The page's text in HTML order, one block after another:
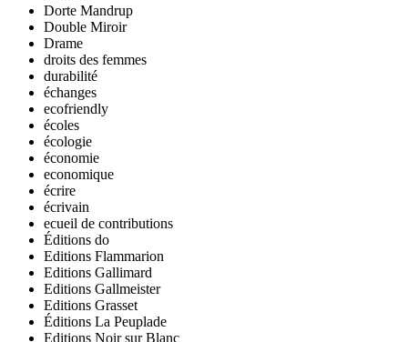
Dorte Mandrup
Double Miroir
Drame
droits des femmes
durabilité
échanges
ecofriendly
écoles
écologie
économie
economique
écrire
écrivain
ecueil de contributions
Éditions do
Editions Flammarion
Editions Gallimard
Editions Gallmeister
Editions Grasset
Éditions La Peuplade
Editions Noir sur Blanc